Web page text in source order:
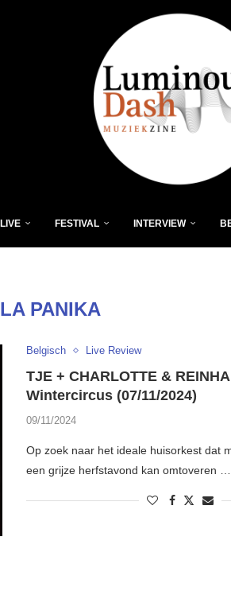
LIVE FESTIVAL INTERVIEW
LA PANIKA
Belgisch Live Review
TJE + CHARLOTTE &
Wintercircus (07/11/2024)
09/11/2024
Op zoek naar het ideale huisorkest dat
een grijze herfstavond kan omtoveren …